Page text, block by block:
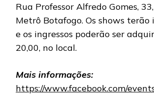
Rua Professor Alfredo Gomes,
Metrô Botafogo. Os shows terão
e os ingressos poderão ser
20,00, no local.
Mais informações:
https://www.facebook.com/